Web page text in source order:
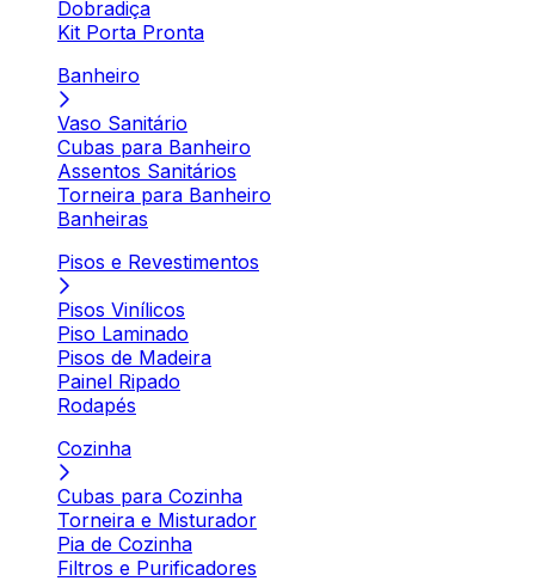
Dobradiça
Kit Porta Pronta
Banheiro
Vaso Sanitário
Cubas para Banheiro
Assentos Sanitários
Torneira para Banheiro
Banheiras
Pisos e Revestimentos
Pisos Vinílicos
Piso Laminado
Pisos de Madeira
Painel Ripado
Rodapés
Cozinha
Cubas para Cozinha
Torneira e Misturador
Pia de Cozinha
Filtros e Purificadores